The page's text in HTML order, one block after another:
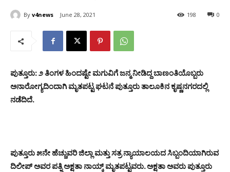
By v4news June 28, 2021 0
198
ಪುತ್ತೂರು: ೨ ತಿಂಗಳ ಹಿಂದಷ್ಟೇ ಮಗುವಿಗೆ ಜನ್ಮ ನೀಡಿದ್ದ ಬಾಣಂತಿಯೊಬ್ಬರು
ಅನಾರೋಗ್ಯದಿಂದಾಗಿ ಮೃತಪಟ್ಟ ಘಟನೆ ಪುತ್ತೂರು ತಾಲೂಕಿನ ಕೃಷ್ಣನಗರದಲ್ಲಿ
ನಡೆದಿದೆ.
ಪುತ್ತೂರು ೫ನೇ ಹೆಚ್ಚುವರಿ ಜಿಲ್ಲಾ ಮತ್ತು ಸತ್ರ ನ್ಯಾಯಾಲಯದ ಸಿಬ್ಬಂದಿಯಾಗಿರುವ
ದಿಲೀಪ್ ಅವರ ಪತ್ನಿ ಅಕ್ಷತಾ ನಾಯ್ಕ್ ಮೃತಪಟ್ಟವರು. ಅಕ್ಷತಾ ಅವರು ಪುತ್ತೂರು